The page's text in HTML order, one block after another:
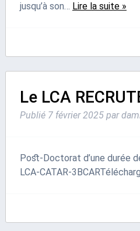
jusqu’à son… Lire la suite »
Le LCA
Publié 7 février 2025 par
Post-Doctorat d’une durée
LCA-CATAR-